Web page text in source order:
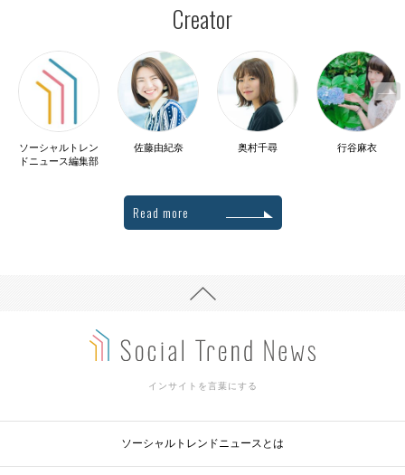
Creator
ソーシャルトレン
ドニュース編集部
佐藤由紀奈 奥村千尋 行谷麻衣
Read more
インサイトを言葉にする
ソーシャルトレンドニュースとは